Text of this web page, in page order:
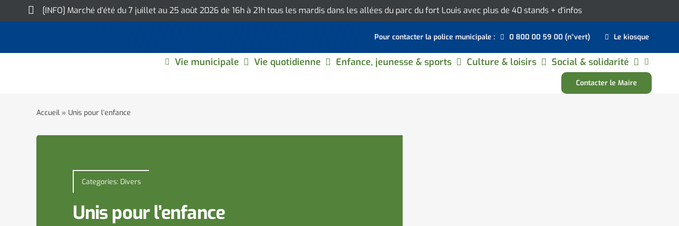
to
[INFO] Marché d’été du 7 juillet au 25 août 2026 de 16h à 21h tous les mardis dans les allées du parc du fort Louis avec plus de 40 stands + d’infos
Pour contacter la police municipale : 0 800 00 59 00 (n°vert) Le kiosque
Vie municipale Vie quotidienne Enfance, jeunesse & sports Culture & loisirs Social & solidarité
Contacter le Maire
Accueil» Unis pour l’enfance
Categories: Divers
Unis pour l’enfance